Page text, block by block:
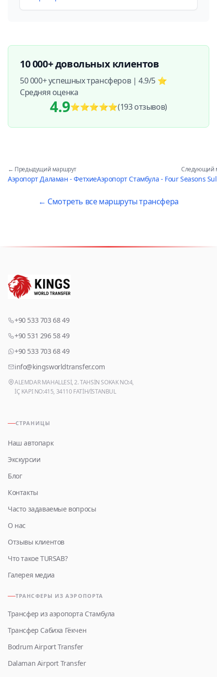
10 000+ довольных клиентов
50 000+ успешных трансферов | 4.9/5 ⭐
Средняя оценка
4.9⭐⭐⭐⭐⭐(193отзывов)
← Предыдущий маршрут
Аэропорт Даламан - Фетхие
Следующий
Аэропорт Стамбула - Four Seasons
← Смотреть все маршруты трансфера
+90 533 703 68 49
+90 531 296 58 49
+90 533 703 68 49
info@kingsworldtransfer.com
ALEMDAR MAHALLESİ, 2. TAHSİN SOKAK NO:4,
İÇ KAPI NO:415, 34110 FATİH/İSTANBUL
СТРАНИЦЫ
Наш автопарк
Экскурсии
Блог
Контакты
Часто задаваемые вопросы
О нас
Отзывы клиентов
Что такое TURSAB?
Галерея медиа
ТРАНСФЕРЫ ИЗ АЭРОПОРТА
Трансфер из аэропорта Стамбула
Трансфер Сабиха Гёкчен
Bodrum Airport Transfer
Dalaman Airport Transfer